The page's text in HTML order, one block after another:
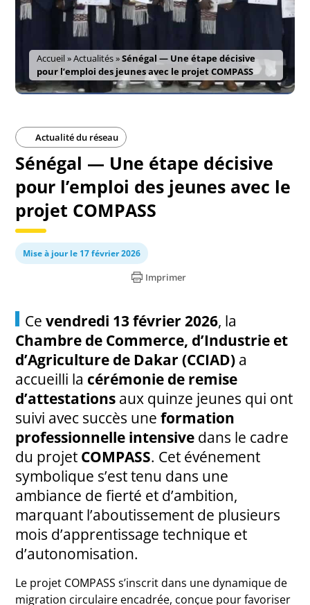
Accueil»Actualités»Sénégal — Une étape décisive
pour l’emploi des jeunes avec le projet COMPASS
Actualité du réseau
Sénégal — Une étape décisive
pour l’emploi des jeunes avec le
projet COMPASS
Mise à jour le 17 février 2026
Imprimer
Cevendredi 13 février 2026, la
Chambre de Commerce, d’Industrie et
d’Agriculture de Dakar (CCIAD) a
accueilli la cérémonie de remise
d’attestations aux quinze jeunes qui ont
suivi avec succès uneformation
professionnelle intensive dans le cadre
du projet COMPASS. Cet événement
symbolique s’est tenu dans une
ambiance de fierté et d’ambition,
marquant l’aboutissement de plusieurs
mois d’apprentissage technique et
d’autonomisation.
Le projet COMPASS s’inscrit dans une dynamique de
migration circulaire encadrée, conçue pour favoriser